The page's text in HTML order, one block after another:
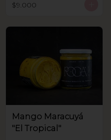
$9.000
Mango Maracuyá
"El Tropical"